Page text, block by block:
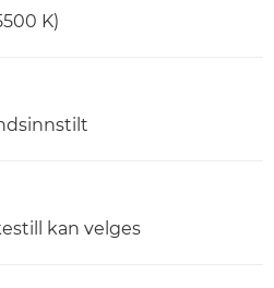
K)
kan velges